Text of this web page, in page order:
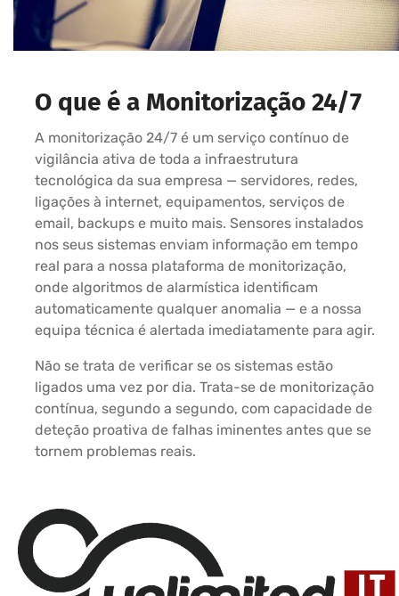
O que é a Monitorização 24/7
A monitorização 24/7 é um serviço contínuo de
vigilância ativa de toda a infraestrutura
tecnológica da sua empresa — servidores, redes,
ligações à internet, equipamentos, serviços de
email, backups e muito mais. Sensores instalados
nos seus sistemas enviam informação em tempo
real para a nossa plataforma de monitorização,
onde algoritmos de alarmística identificam
automaticamente qualquer anomalia — e a nossa
equipa técnica é alertada imediatamente para agir.
Não se trata de verificar se os sistemas estão
ligados uma vez por dia. Trata-se de monitorização
contínua, segundo a segundo, com capacidade de
deteção proativa de falhas iminentes antes que se
tornem problemas reais.